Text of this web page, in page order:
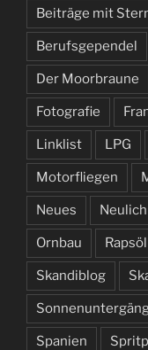
Beiträge mit
Berufsgependel
Der Moorbraune
Fotografie
Linklist LPG
Motorfliegen
Neues
Ornbau Rapsöl
Skandiblog
Spanien